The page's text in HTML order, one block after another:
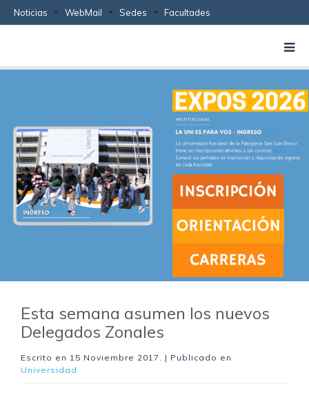
Noticias WebMail Sedes Facultades
Esta semana asumen los nuevos
Delegados Zonales
Escrito en 15 Noviembre 2017 . | Publicado en
Universidad